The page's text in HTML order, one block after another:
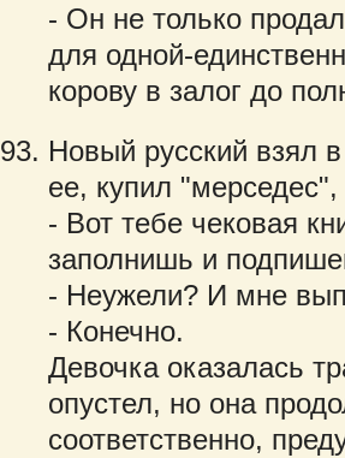
- Он не только
для одной-
корову в залог до
Новый русский взял
ее, купил
- Вот тебе чековая
заполнишь и
- Неужели? И мне
- Конечно.
Девочка оказалась
опустел, но она
соответственно,